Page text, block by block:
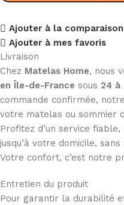
Ajouter à la comparaison
Ajouter à mes favoris
Livraison
Chez Matelas Home, nous
en Île-de-France sous 24 à
commande confirmée,
votre matelas ou sommier
Profitez d’un service
jusqu’à votre domicile,
Votre confort, c’est notre
Entretien du produit
Pour garantir la durabilité